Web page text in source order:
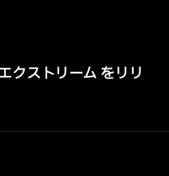
クストリーム をリリ